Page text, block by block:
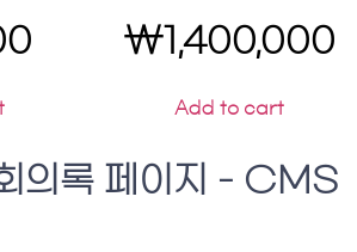
₩1,400,000
Add to cart
의록 페이지 - CMS